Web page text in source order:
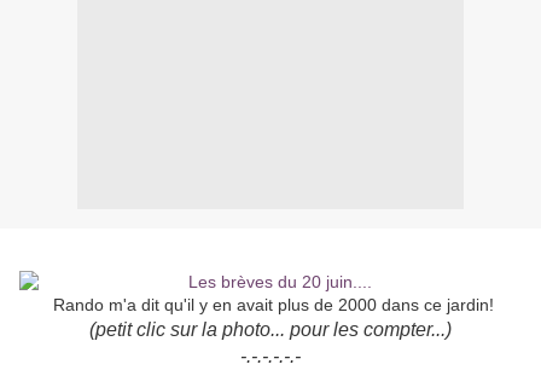
Rando m'a dit qu'il y en avait plus de 2000 dans ce jardin!
(petit clic sur la photo... pour les compter...)
-.-.-.-.-.-